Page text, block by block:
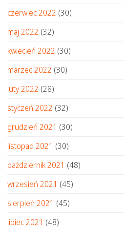
czerwiec 2022 (30)
maj 2022 (32)
kwiecień 2022 (30)
marzec 2022 (30)
luty 2022 (28)
styczeń 2022 (32)
grudzień 2021 (30)
listopad 2021 (30)
październik 2021 (48)
wrzesień 2021 (45)
sierpień 2021 (45)
lipiec 2021 (48)